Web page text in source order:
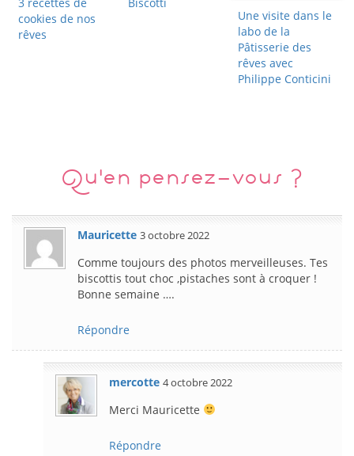
cookies de nos
rêves
Une visite dans le
labo de la
Pâtisserie des
rêves avec
Philippe Conticini
Qu'en pensez-vous ?
Mauricette 3 octobre 2022
Comme toujours des photos merveilleuses. Tes
biscottis tout choc ,pistaches sont à croquer !
Bonne semaine ….
Répondre
mercotte 4 octobre 2022
Merci Mauricette
Répondre